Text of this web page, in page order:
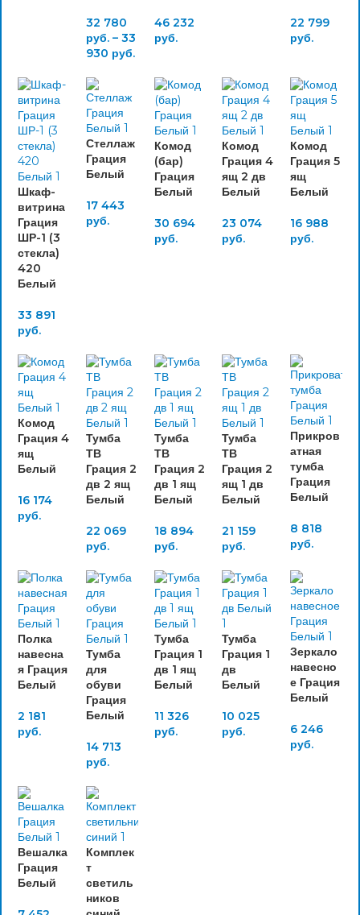
32 780
руб. – 33
930 руб.
46 232
руб.
22 799
руб.
Шкаф-
витрина
Грация
ШР-1 (3
стекла)
420
Белый
33 891
руб.
Стеллаж
Грация
Белый
17 443
руб.
Комод
(бар)
Грация
Белый
30 694
руб.
Комод
Грация 4
ящ 2 дв
Белый
23 074
руб.
Комод
Грация 5
ящ
Белый
16 988
руб.
Комод
Грация 4
ящ
Белый
16 174
руб.
Тумба
ТВ
Грация 2
дв 2 ящ
Белый
22 069
руб.
Тумба
ТВ
Грация 2
дв 1 ящ
Белый
18 894
руб.
Тумба
ТВ
Грация 2
ящ 1 дв
Белый
21 159
руб.
Прикров
атная
тумба
Грация
Белый
8 818
руб.
Полка
навесна
я Грация
Белый
2 181
руб.
Тумба
для
обуви
Грация
Белый
14 713
руб.
Тумба
Грация 1
дв 1 ящ
Белый
11 326
руб.
Тумба
Грация 1
дв
Белый
10 025
руб.
Зеркало
навесно
е Грация
Белый
6 246
руб.
Вешалка
Грация
Белый
Комплек
т
светиль
ников